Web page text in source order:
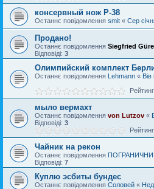
консервный нож P-38
Останнє повідомлення smit « Сер
Продано!
Останнє повідомлення Siegfried
Відповіді: 3
Олимпийский комплект
Останнє повідомлення Lehmann «
мыло вермахт
Останнє повідомлення von Lutzov «
Відповіді: 3
Чайник на рекон
Останнє повідомлення
Відповіді: 7
Куплю эсбиты бундес
Останнє повідомлення Соловей «